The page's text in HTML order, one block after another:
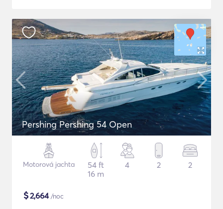
Pershing Pershing 54 Open
Motorová jachta
54 ft
16 m
4 2 2
$2,664/noc